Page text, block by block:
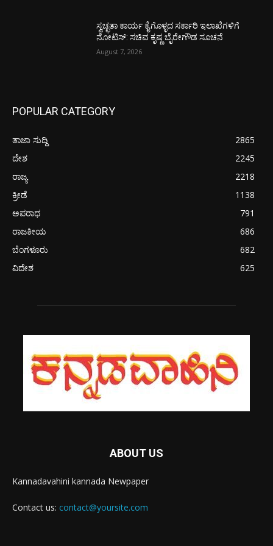
ಸ್ವಚ್ಛತಾ ಕಾರ್ಯ ಕೈಗೊಳ್ಳದ ಸರ್ಕಾರಿ ಇಲಾಖೆಗಳಿಗೆ
ನೋಟಿಸ್: ಸಚಿವ ಕೃಷ್ಣ ಬೈರೇಗೌಡ ಸೂಚನೆ
August 7, 2026
POPULAR CATEGORY
ತಾಜಾ ಸುದ್ದಿ
2865
ದೇಶ
2245
ರಾಜ್ಯ
2218
ಕ್ರೀಡೆ
1138
ಅಪರಾಧ
791
ರಾಜಕೀಯ
686
ಬೆಂಗಳೂರು
682
ವಿದೇಶ
625
ABOUT US
Kannadavahini kannada Newpaper
Contact us: contact@yoursite.com